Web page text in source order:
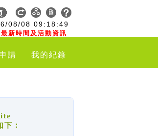
08/08 09:18:49
新時間及活動資訊
請 我的紀錄
：